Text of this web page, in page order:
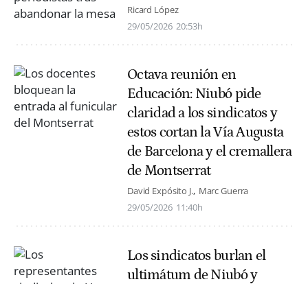
Ricard López
29/05/2026 20:53h
Octava reunión en
Educación: Niubó pide
claridad a los sindicatos y
estos cortan la Vía Augusta
de Barcelona y el cremallera
de Montserrat
David Expósito J. Marc Guerra
29/05/2026 11:40h
Los sindicatos burlan el
ultimátum de Niubó y